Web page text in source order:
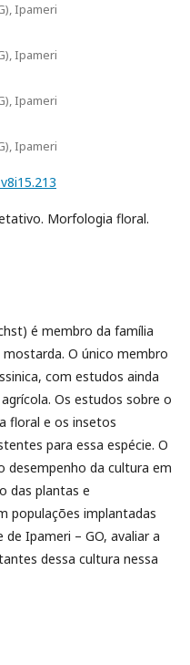
Ipameri
Ipameri
Ipameri
Ipameri
Morfologia floral.
é membro da família
O único membro
com estudos ainda
Os estudos sobre o
floral e os insetos
para essa espécie. O
da cultura em
das plantas e
populações implantadas
Ipameri – GO, avaliar a
dessa cultura nessa